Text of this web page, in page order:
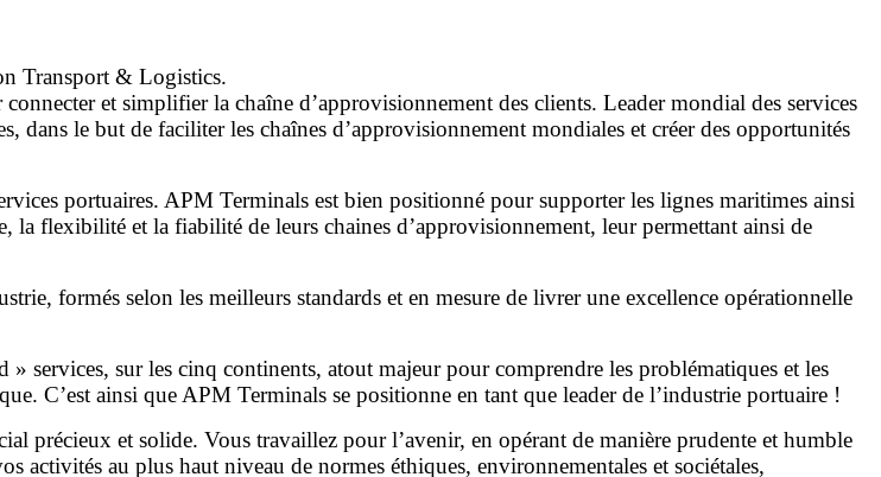
Transport & Logistics.
et simplifier la chaîne d’approvisionnement des clients. Leader mondial des services
dans le but de faciliter les chaînes d’approvisionnement mondiales et créer des opportunités
portuaires. APM Terminals est bien positionné pour supporter les lignes maritimes ainsi
la flexibilité et la fiabilité de leurs chaines d’approvisionnement, leur permettant ainsi de
formés selon les meilleurs standards et en mesure de livrer une excellence opérationnelle
services, sur les cinq continents, atout majeur pour comprendre les problématiques et les
C’est ainsi que APM Terminals se positionne en tant que leader de l’industrie portuaire !
précieux et solide. Vous travaillez pour l’avenir, en opérant de manière prudente et humble
activités au plus haut niveau de normes éthiques, environnementales et sociétales,